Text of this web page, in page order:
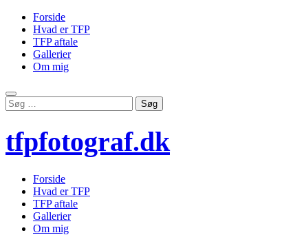
Forside
Hvad er TFP
TFP aftale
Gallerier
Om mig
Skip
to
Søg
efter:
tfpfotograf.dk
Forside
Hvad er TFP
TFP aftale
Gallerier
Om mig